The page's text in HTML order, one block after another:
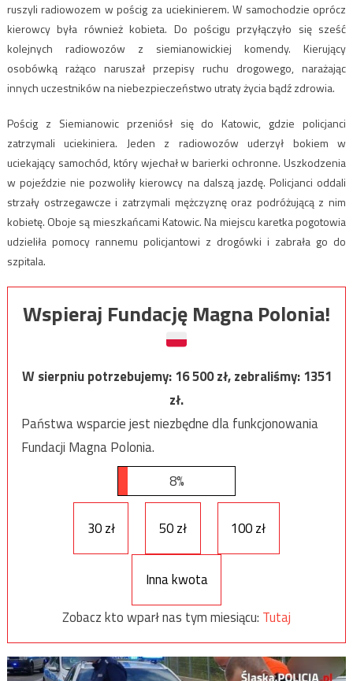
ruszyli radiowozem w pościg za uciekinierem. W samochodzie oprócz
kierowcy była również kobieta. Do pościgu przyłączyło się sześć
kolejnych radiowozów z siemianowickiej komendy. Kierujący
osobówką rażąco naruszał przepisy ruchu drogowego, narażając
innych uczestników na niebezpieczeństwo utraty życia bądź zdrowia.
Pościg z Siemianowic przeniósł się do Katowic, gdzie policjanci
zatrzymali uciekiniera. Jeden z radiowozów uderzył bokiem w
uciekający samochód, który wjechał w barierki ochronne. Uszkodzenia
w pojeździe nie pozwoliły kierowcy na dalszą jazdę. Policjanci oddali
strzały ostrzegawcze i zatrzymali mężczyznę oraz podróżującą z nim
kobietę. Oboje są mieszkańcami Katowic. Na miejscu karetka pogotowia
udzieliła pomocy rannemu policjantowi z drogówki i zabrała go do
szpitala.
Wspieraj Fundację Magna Polonia!
W sierpniu potrzebujemy:16 500zł, zebraliśmy:1351
zł.
Państwa wsparcie jest niezbędne dla funkcjonowania
Fundacji Magna Polonia.
8%
30 zł 50 zł 100 zł
Inna kwota
Zobacz kto wparł nas tym miesiącu: Tutaj